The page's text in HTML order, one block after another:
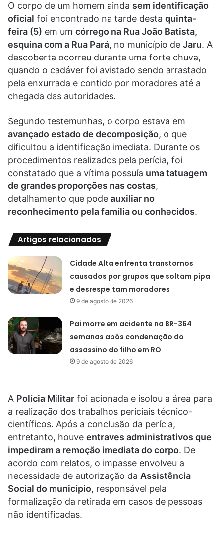
O corpo de um homem ainda sem identificação
oficial foi encontrado na tarde desta quinta-
feira (5) em um córrego na Rua João Batista,
esquina com a Rua Pará, no município de Jaru. A
descoberta ocorreu durante uma forte chuva,
quando o cadáver foi avistado sendo arrastado
pela enxurrada e contido por moradores até a
chegada das autoridades.
Segundo testemunhas, o corpo estava em
avançado estado de decomposição, o que
dificultou a identificação imediata. Durante os
procedimentos realizados pela perícia, foi
constatado que a vítima possuía uma tatuagem
de grandes proporções nas costas,
detalhamento que pode auxiliar no
reconhecimento pela família ou conhecidos.
Artigos relacionados
Cidade Alta enfrenta transtornos
causados por grupos que soltam pipa
e desrespeitam moradores
9 de agosto de 2026
Pai morre em acidente na BR-364
semanas após condenação do
assassino do filho em RO
9 de agosto de 2026
A Polícia Militar foi acionada e isolou a área para
a realização dos trabalhos periciais técnico-
científicos. Após a conclusão da perícia,
entretanto, houve entraves administrativos que
impediram a remoção imediata do corpo. De
acordo com relatos, o impasse envolveu a
necessidade de autorização da Assistência
Social do município, responsável pela
formalização da retirada em casos de pessoas
não identificadas.